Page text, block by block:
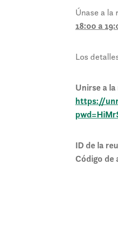
Únase a la
18:00 a
Los
Unirse a
https://
ID de la
Código de